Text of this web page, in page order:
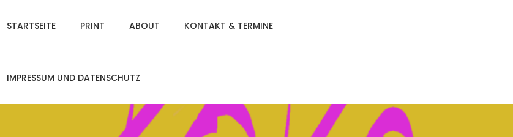
STARTSEITE PRINT ABOUT KONTAKT & TERMINE
IMPRESSUM UND DATENSCHUTZ